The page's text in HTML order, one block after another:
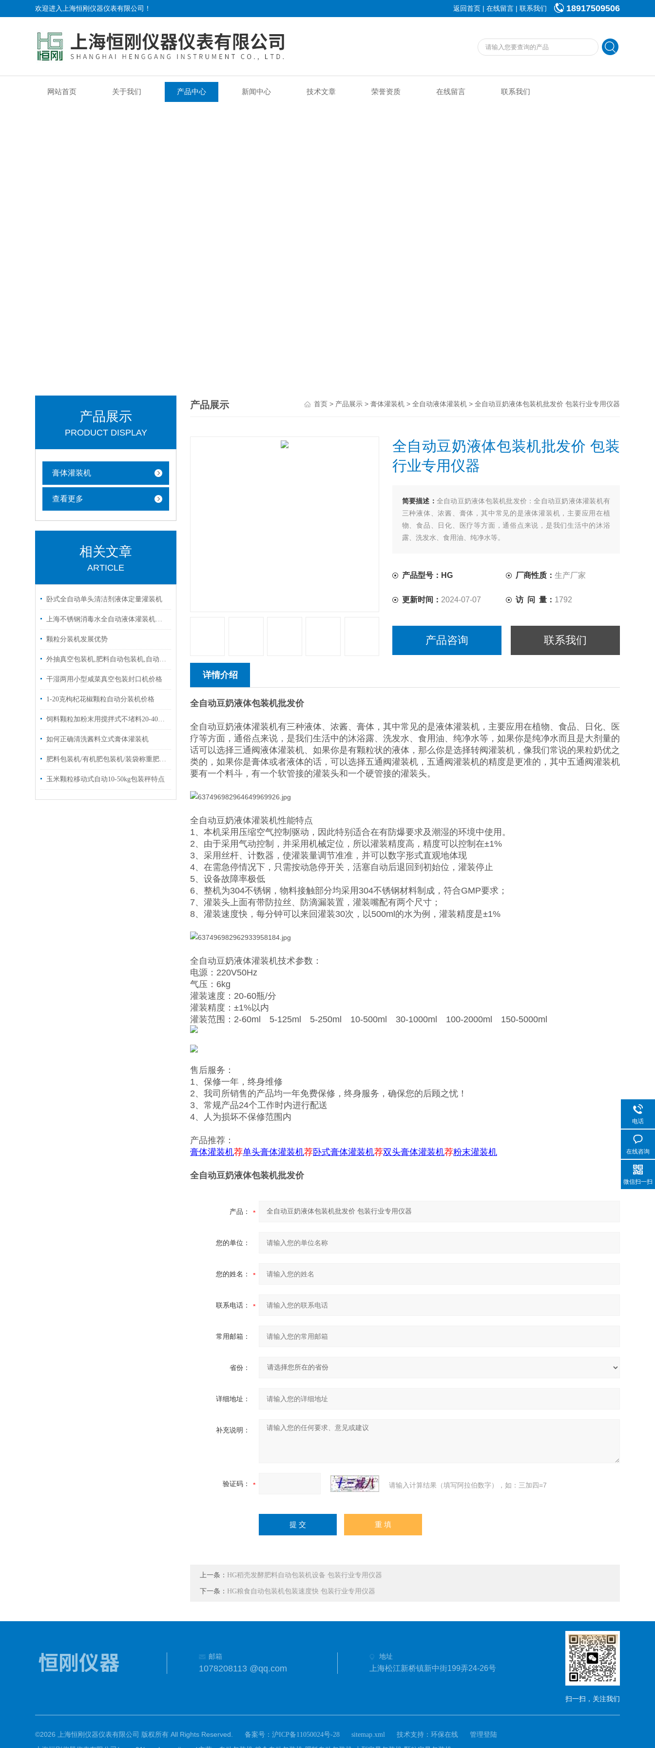
欢迎进入上海恒刚仪器仪表有限公司！ 18917509506
返回首页 | 在线留言 | 联系我们
网站首页 关于我们 产品中心 新闻中心 技术文章 荣誉资质 在线留言 联系我们
产品展示
PRODUCT DISPLAY
膏体灌装机
查看更多
相关文章
ARTICLE
卧式全自动单头清洁剂液体定量灌装机
上海不锈钢消毒水全自动液体灌装机厂家定制
颗粒分装机发展优势
外抽真空包装机,肥料自动包装机,自动分装机设备|品牌
干湿两用小型咸菜真空包装封口机价格
1-20克枸杞花椒颗粒自动分装机价格
饲料颗粒加粉末用搅拌式不堵料20-40公斤包装秤厂家定制
如何正确清洗酱料立式膏体灌装机
肥料包装机/有机肥包装机/装袋称重肥打包机厂家
玉米颗粒移动式自动10-50kg包装秤特点
产品展示 首页 > 产品展示 > 膏体灌装机 > 全自动液体灌装机 > 全自动豆奶液体包装机批发价 包装行业专用仪器
全自动豆奶液体包装机批发价 包装
行业专用仪器
简要描述： 全自动豆奶液体包装机批发价：全自动豆奶液体灌装机有
三种液体、浓酱、膏体，其中常见的是液体灌装机，主要应用在植
物、食品、日化、医疗等方面，通俗点来说，是我们生活中的沐浴
露、洗发水、食用油、纯净水等。
产品型号：HG 厂商性质：生产厂家
更新时间： 2024-07-07 访 问 量： 1792
产品咨询 联系我们
详情介绍
全自动豆奶液体包装机批发价
全自动豆奶液体灌装机有三种液体、浓酱、膏体，其中常见的是液体灌装机，主要应用在植物、食品、日化、医
疗等方面，通俗点来说，是我们生活中的沐浴露、洗发水、食用油、纯净水等，如果你是纯净水而且是大剂量的
话可以选择三通阀液体灌装机、如果你是有颗粒状的液体，那么你是选择转阀灌装机，像我们常说的果粒奶优之
类的，如果你是膏体或者液体的话，可以选择五通阀灌装机，五通阀灌装机的精度是更准的，其中五通阀灌装机
要有一个料斗，有一个软管接的灌装头和一个硬管接的灌装头。
全自动豆奶液体灌装机性能特点
1、本机采用压缩空气控制驱动，因此特别适合在有防爆要求及潮湿的环境中使用。
2、由于采用气动控制，并采用机械定位，所以灌装精度高，精度可以控制在±1%
3、采用丝杆、计数器，使灌装量调节准准，并可以数字形式直观地体现
4、在需急停情况下，只需按动急停开关，活塞自动后退回到初始位，灌装停止
5、设备故障率极低
6、整机为304不锈钢，物料接触部分均采用304不锈钢材料制成，符合GMP要求；
7、灌装头上面有带防拉丝、防滴漏装置，灌装嘴配有两个尺寸；
8、灌装速度快，每分钟可以来回灌装30次，以500ml的水为例，灌装精度是±1%
全自动豆奶液体灌装机技术参数：
电源：220V50Hz
气压：6kg
灌装速度：20-60瓶/分
灌装精度：±1%以内
灌装范围：2-60ml 5-125ml 5-250ml 10-500ml 30-1000ml 100-2000ml 150-5000ml
售后服务：
1、保修一年，终身维修
2、我司所销售的产品均一年免费保修，终身服务，确保您的后顾之忧！
3、常规产品24个工作时内进行配送
4、人为损坏不保修范围内
产品推荐：
膏体灌装机荐单头膏体灌装机荐卧式膏体灌装机荐双头膏体灌装机荐粉末灌装机
全自动豆奶液体包装机批发价
产品：
您的单位：
您的姓名：
联系电话：
常用邮箱：
省份：
详细地址：
补充说明：
验证码： 请输入计算结果（填写阿拉伯数字），如：三加四=7
上一条： HG稻壳发酵肥料自动包装机设备 包装行业专用仪器
下一条： HG粮食自动包装机包装速度快 包装行业专用仪器
邮箱
1078208113 @qq.com
地址
上海松江新桥镇新中街199弄24-26号
扫一扫，关注我们
©2026 上海恒刚仪器仪表有限公司 版权所有 All Rights Reserved. 备案号： 沪ICP备11050024号-28 sitemap.xml 技术支持： 环保在线 管理登陆
电话
在线咨询
微信扫一扫